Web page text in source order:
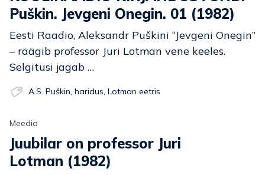
Puškin. Jevgeni Onegin. 01 (1982)
Eesti Raadio, Aleksandr Puškini “Jevgeni Onegin”
– räägib professor Juri Lotman vene keeles.
Selgitusi jagab …
A.S. Puškin, haridus, Lotman eetris
Meedia
Juubilar on professor Juri
Lotman (1982)